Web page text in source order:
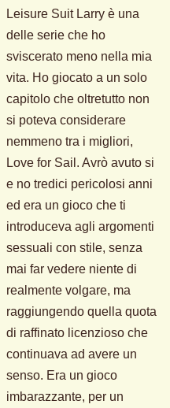
Leisure Suit Larry è una
delle serie che ho
sviscerato meno nella mia
vita. Ho giocato a un solo
capitolo che oltretutto non
si poteva considerare
nemmeno tra i migliori,
Love for Sail. Avrò avuto si
e no tredici pericolosi anni
ed era un gioco che ti
introduceva agli argomenti
sessuali con stile, senza
mai far vedere niente di
realmente volgare, ma
raggiungendo quella quota
di raffinato licenzioso che
continuava ad avere un
senso. Era un gioco
imbarazzante, per un